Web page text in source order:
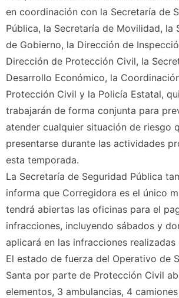
en coordinación con la Secretaría de
Pública, la Secretaría de Movilidad, la
de Gobierno, la Dirección de
Dirección de Protección Civil, la
Desarrollo Económico, la
Protección Civil y la Policía Estatal,
trabajarán de forma conjunta para
atender cualquier situación de riesgo
presentarse durante las actividades
esta temporada.
La Secretaría de Seguridad Pública
informa que Corregidora es el único
tendrá abiertas las oficinas para el
infracciones, incluyendo sábados y
aplicará en las infracciones realizadas
El estado de fuerza del Operativo de
Santa por parte de Protección Civil
elementos, ⁠3 ambulancias, ⁠4